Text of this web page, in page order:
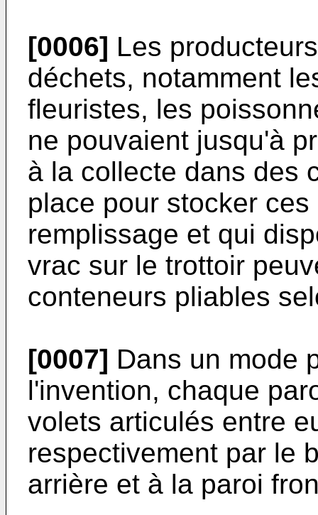
[0006] Les
déchets, notamment
fleuristes, les
ne pouvaient jusqu'à
à la collecte dans des
place pour stocker
remplissage et qui
vrac sur le trottoir
conteneurs pliables
[0007] Dans un mode
l'invention, chaque
volets articulés entre
respectivement par le
arrière et à la paroi